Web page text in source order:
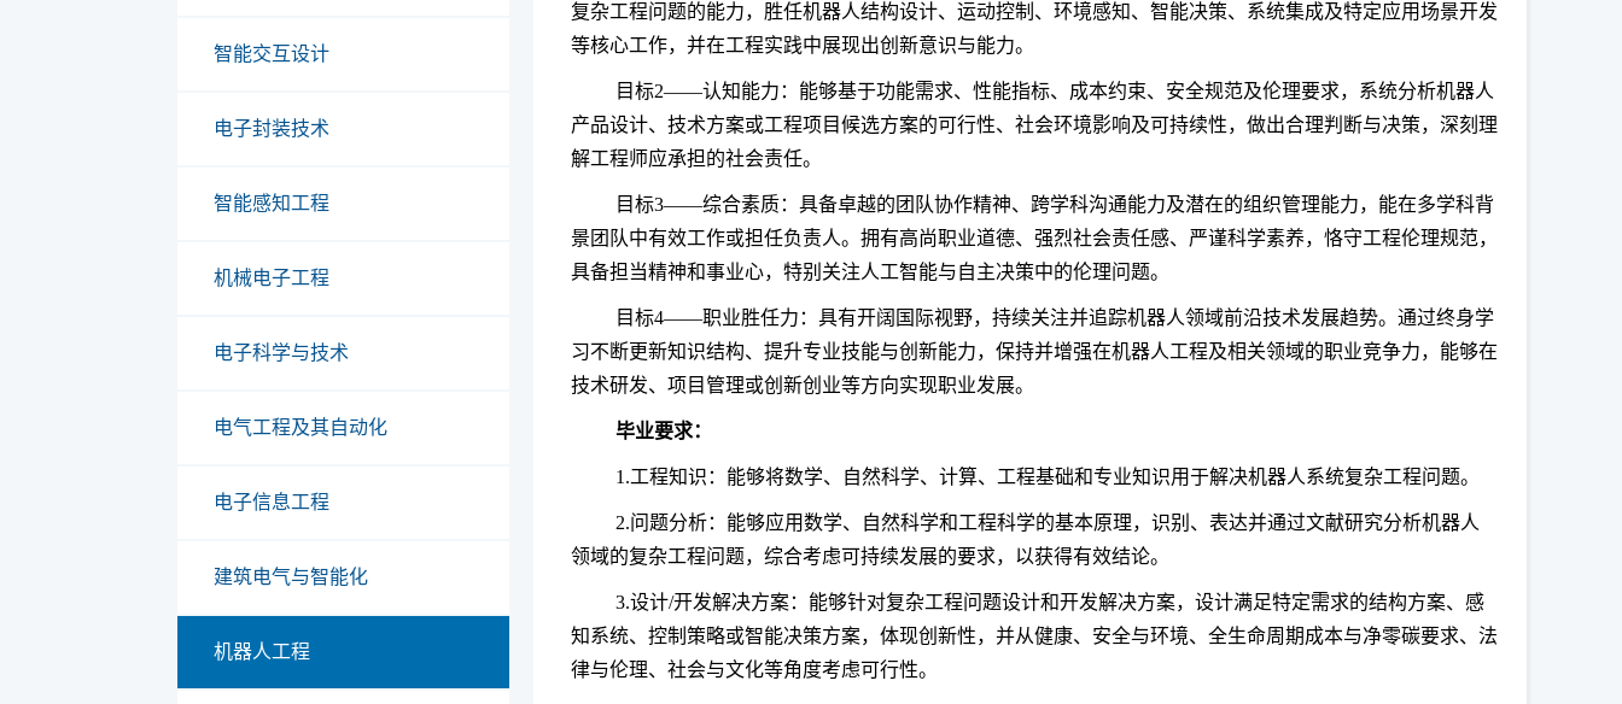
智能交互设计
电子封装技术
智能感知工程
机械电子工程
电子科学与技术
电气工程及其自动化
电子信息工程
建筑电气与智能化
机器人工程
复杂工程问题的能力，胜任机器人结构设计、运动控制、环境感知、智能决策、系统集成及特定应用场景开发
等核心工作，并在工程实践中展现出创新意识与能力。
目标2——认知能力：能够基于功能需求、性能指标、成本约束、安全规范及伦理要求，系统分析机器人
产品设计、技术方案或工程项目候选方案的可行性、社会环境影响及可持续性，做出合理判断与决策，深刻理
解工程师应承担的社会责任。
目标3——综合素质：具备卓越的团队协作精神、跨学科沟通能力及潜在的组织管理能力，能在多学科背
景团队中有效工作或担任负责人。拥有高尚职业道德、强烈社会责任感、严谨科学素养，恪守工程伦理规范，
具备担当精神和事业心，特别关注人工智能与自主决策中的伦理问题。
目标4——职业胜任力：具有开阔国际视野，持续关注并追踪机器人领域前沿技术发展趋势。通过终身学
习不断更新知识结构、提升专业技能与创新能力，保持并增强在机器人工程及相关领域的职业竞争力，能够在
技术研发、项目管理或创新创业等方向实现职业发展。
毕业要求：
1.工程知识：能够将数学、自然科学、计算、工程基础和专业知识用于解决机器人系统复杂工程问题。
2.问题分析：能够应用数学、自然科学和工程科学的基本原理，识别、表达并通过文献研究分析机器人
领域的复杂工程问题，综合考虑可持续发展的要求，以获得有效结论。
3.设计/开发解决方案：能够针对复杂工程问题设计和开发解决方案，设计满足特定需求的结构方案、感
知系统、控制策略或智能决策方案，体现创新性，并从健康、安全与环境、全生命周期成本与净零碳要求、法
律与伦理、社会与文化等角度考虑可行性。